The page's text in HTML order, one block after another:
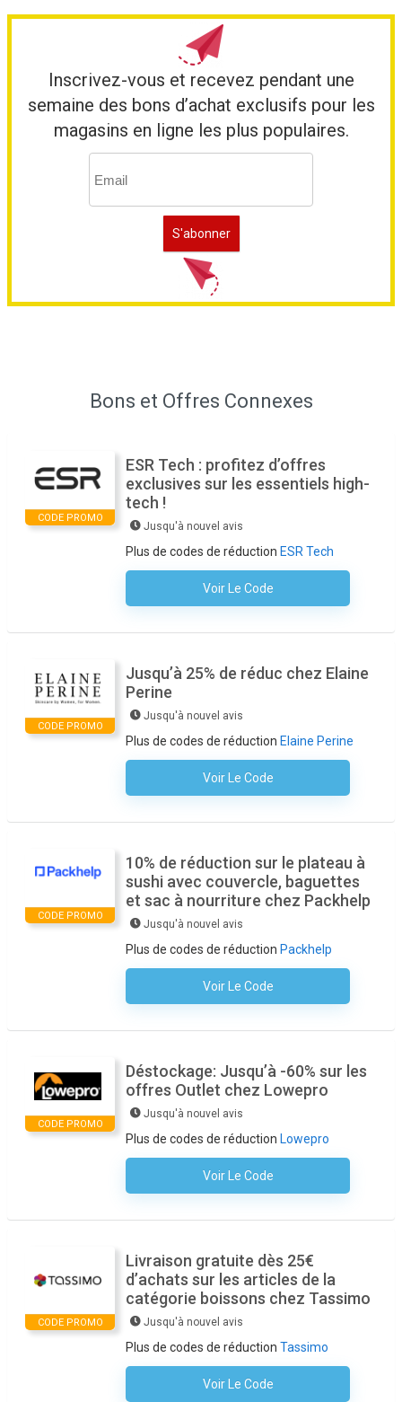
Inscrivez-vous et recevez pendant une
semaine des bons d’achat exclusifs pour les
magasins en ligne les plus populaires.
Bons et Offres Connexes
CODE PROMO
ESR Tech : profitez d’offres
exclusives sur les essentiels high-
tech !
Jusqu'à nouvel avis
Plus de codes de réduction ESR Tech
Voir Le Code
Aucun Code N'est Nécessaire
CODE PROMO
Jusqu’à 25% de réduc chez Elaine
Perine
Jusqu'à nouvel avis
Plus de codes de réduction Elaine Perine
Voir Le Code
Aucun Code N'est Nécessaire
CODE PROMO
10% de réduction sur le plateau à
sushi avec couvercle, baguettes
et sac à nourriture chez Packhelp
Jusqu'à nouvel avis
Plus de codes de réduction Packhelp
Voir Le Code
Aucun Code N'est Nécessaire
CODE PROMO
Déstockage: Jusqu’à -60% sur les
offres Outlet chez Lowepro
Jusqu'à nouvel avis
Plus de codes de réduction Lowepro
Voir Le Code
Aucun Code N'est Nécessaire
CODE PROMO
Livraison gratuite dès 25€
d’achats sur les articles de la
catégorie boissons chez Tassimo
Jusqu'à nouvel avis
Plus de codes de réduction Tassimo
Voir Le Code
Aucun Code N'est Nécessaire